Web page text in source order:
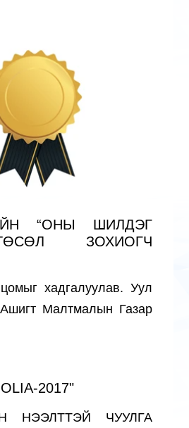
“ОНЫ ШИЛДЭГ
ЗОХИОГЧ
хадгалуулав. Уул
Малтмалын Газар
2017"
НЭЭЛТТЭЙ ЧУУЛГА